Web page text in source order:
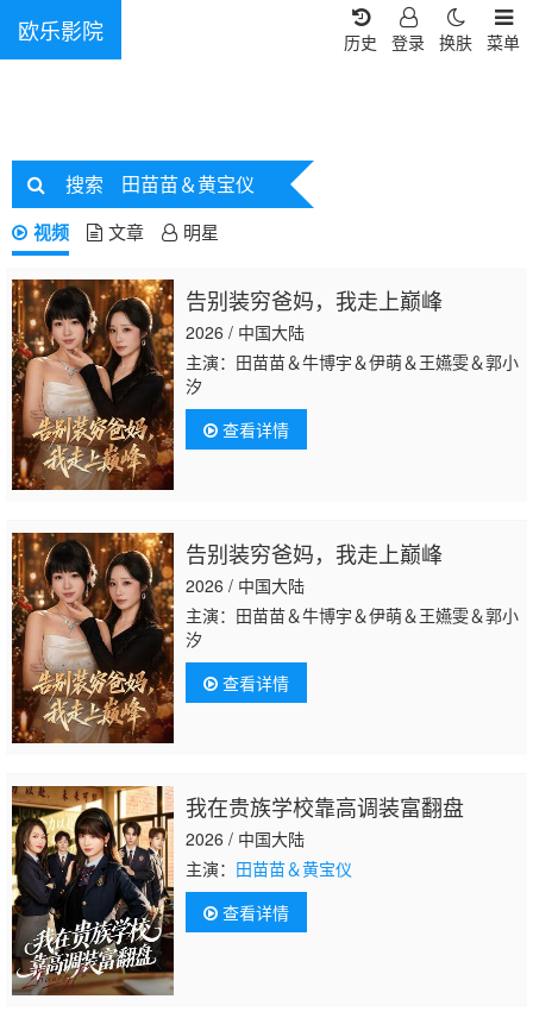
欧乐影院 菜单
换肤
登录
历史
搜索 田苗苗＆黄宝仪
视频 文章 明星
告别装穷爸妈，我走上巅峰
2026 / 中国大陆
主演：田苗苗＆牛博宇＆伊萌＆王嬿雯＆郭小
汐
查看详情
告别装穷爸妈，我走上巅峰
2026 / 中国大陆
主演：田苗苗＆牛博宇＆伊萌＆王嬿雯＆郭小
汐
查看详情
我在贵族学校靠高调装富翻盘
2026 / 中国大陆
主演： 田苗苗＆黄宝仪
查看详情